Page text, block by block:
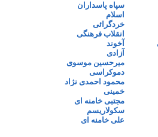
سپاه پاسداران
اسلام
خردگرائی
انقلاب فرهنگی
آخوند
آزادی
میرحسین موسوی
دموکراسی
محمود احمدی نژاد
خمینی
مجتبی خامنه ای
سکولاریسم
علی خامنه ای